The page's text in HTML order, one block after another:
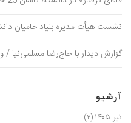
نشست هیأت مدیره بنیاد حامیان دانشگاه کاشان
گزارش دیدار با حاج‌رضا مسلمی‌نیا
آرشیو
تیر ۱۴۰۵ (۲)